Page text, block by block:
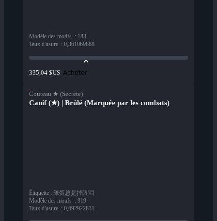
Modèle des motifs : 183
Taux d'usure : 0,361069888
335,04 $US Acheter
Couteau ★ (Secrète)
Canif (★) | Brûlé (Marquée par les combats)
Étiquette : 笨蛋总是掉眼泪
Modèle des motifs : 919
Taux d'usure : 0,692922831